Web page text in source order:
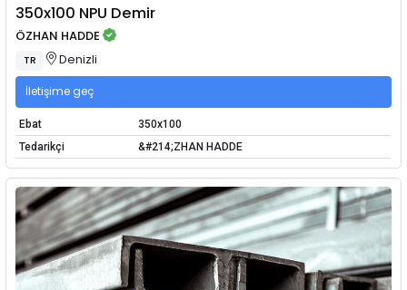
350x100 NPU Demir
ÖZHAN HADDE
TR Denizli
İletişime geç
Ebat
350x100
Tedarikçi
&#214;ZHAN HADDE